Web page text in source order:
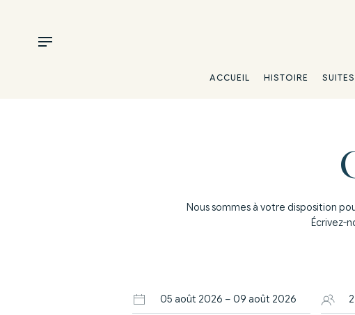
ACCUEIL HISTOIRE SUITES
Nous sommes à votre disposition
Écrivez-